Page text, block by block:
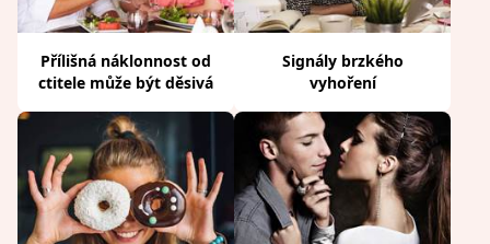
Přílišná náklonnost od
ctitele může být děsivá
Signály brzkého
vyhoření